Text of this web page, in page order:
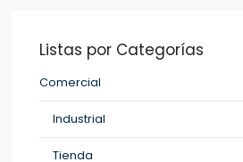
Listas por Categorías
Comercial
Industrial
Tienda